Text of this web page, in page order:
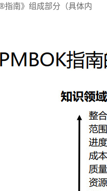
南》组成部分（具体内